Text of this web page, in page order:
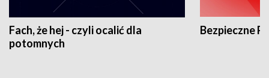
Fach, że hej - czyli ocalić dla
potomnych
Bezpieczne